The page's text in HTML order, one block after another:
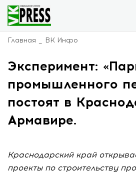
Главная ВК Инфо
Эксперимент:
промышленного
постоят в
Армавире.
Краснодарский край
проекты по строительству